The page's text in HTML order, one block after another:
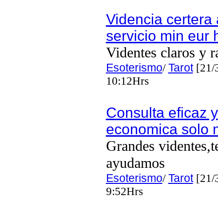
Videncia certera
servicio min eur
Videntes claros y
Esoterismo/Tarot[21/
10:12Hrs
Consulta eficaz y
economica solo
Grandes
ayudamos
Esoterismo/Tarot[21/
9:52Hrs